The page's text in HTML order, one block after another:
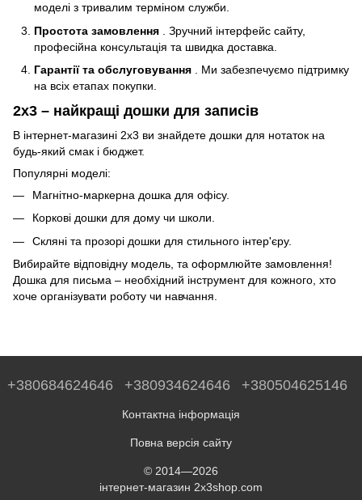
моделі з тривалим терміном служби.
Простота замовлення . Зручний інтерфейс сайту,
професійна консультація та швидка доставка.
Гарантії та обслуговування . Ми забезпечуємо підтримку
на всіх етапах покупки.
2х3 – найкращі дошки для записів
В інтернет-магазині 2х3 ви знайдете дошки для нотаток на
будь-який смак і бюджет.
Популярні моделі:
Магнітно-маркерна дошка для офісу.
Коркові дошки для дому чи школи.
Скляні та прозорі дошки для стильного інтер'єру.
Вибирайте відповідну модель, та оформлюйте замовлення!
Дошка для письма – необхідний інструмент для кожного, хто
хоче організувати роботу чи навчання.
+380684624646 +380934624646 +380504625146
Контактна інформація
Повна версія сайту
© 2014—2026
інтернет-магазин 2x3shop.com